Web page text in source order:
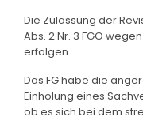
Die Zulassung der
Abs. 2 Nr. 3 FGO
erfolgen.
Das FG habe die
Einholung eines
ob es sich bei dem